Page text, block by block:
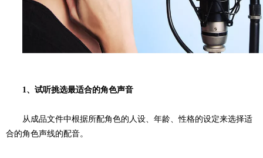
1、 试听挑选最适合的角色声音
从成品文件中根据所配角色的人设、年龄、性格的设定来选择适
合的角色声线的配音。